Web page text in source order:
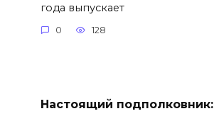
года выпускает
0 128
Настоящий подполковник: